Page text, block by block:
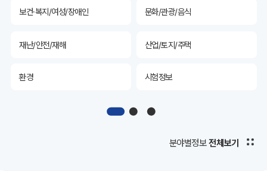
보건·복지/여성/장애인 문화/관광/음식
재난/안전/재해 산업/토지/주택
환경 시험정보
디지털아카이브
공공데이터&통계
분야별정보 전체보기